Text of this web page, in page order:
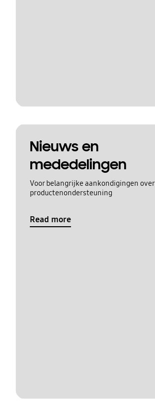
Nieuws en
mededelingen
Voor belangrijke aankondigingen over
productenondersteuning
Read more